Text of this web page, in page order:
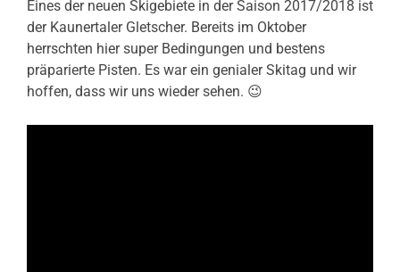
Eines der neuen Skigebiete in der Saison 2017/2018 ist
der Kaunertaler Gletscher. Bereits im Oktober
herrschten hier super Bedingungen und bestens
präparierte Pisten. Es war ein genialer Skitag und wir
hoffen, dass wir uns wieder sehen. 😉